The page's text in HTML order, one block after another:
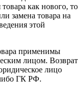
как нового, то
замена товара на
этой
применимы
лицом. Возврат
лицо
ГК РФ.